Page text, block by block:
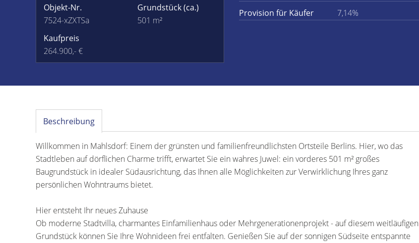
Objekt-Nr.
7524-xZXTSa
Grundstück(ca.)
501 m²
Kaufpreis
264.900,- €
Provision für Käufer
7,14%
Beschreibung
Willkommen in Mahlsdorf: Einem der grünsten und familienfreundlichsten Ortsteile Berlins. Hier, wo das
Stadtleben auf dörflichen Charme trifft, erwartet Sie ein wahres Juwel: ein vorderes 501 m² großes
Baugrundstück in idealer Südausrichtung, das Ihnen alle Möglichkeiten zur Verwirklichung Ihres ganz
persönlichen Wohntraums bietet.
Hier entsteht Ihr neues Zuhause
Ob moderne Stadtvilla, charmantes Einfamilienhaus oder Mehrgenerationenprojekt - auf diesem weitläufigen
Grundstück können Sie Ihre Wohnideen frei entfalten. Genießen Sie auf der sonnigen Südseite entspannte